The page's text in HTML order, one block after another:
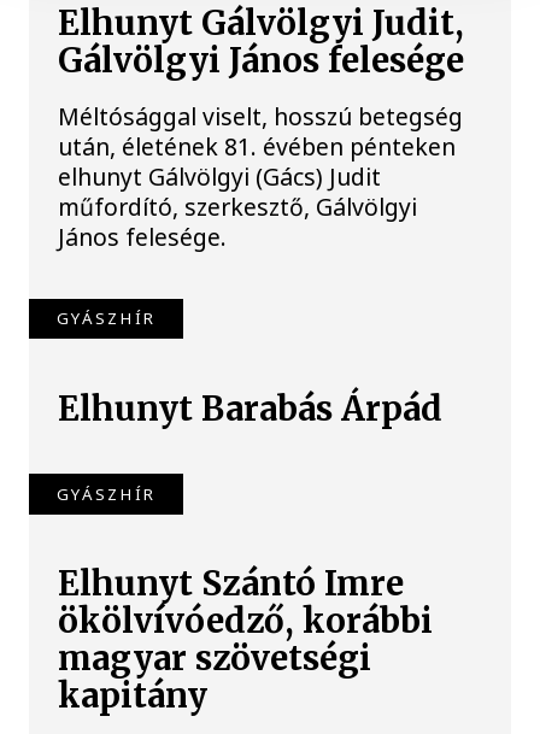
Elhunyt Gálvölgyi Judit,
Gálvölgyi János felesége
Méltósággal viselt, hosszú betegség
után, életének 81. évében pénteken
elhunyt Gálvölgyi (Gács) Judit
műfordító, szerkesztő, Gálvölgyi
János felesége.
GYÁSZHÍR
Elhunyt Barabás Árpád
GYÁSZHÍR
Elhunyt Szántó Imre
ökölvívóedző, korábbi
magyar szövetségi
kapitány